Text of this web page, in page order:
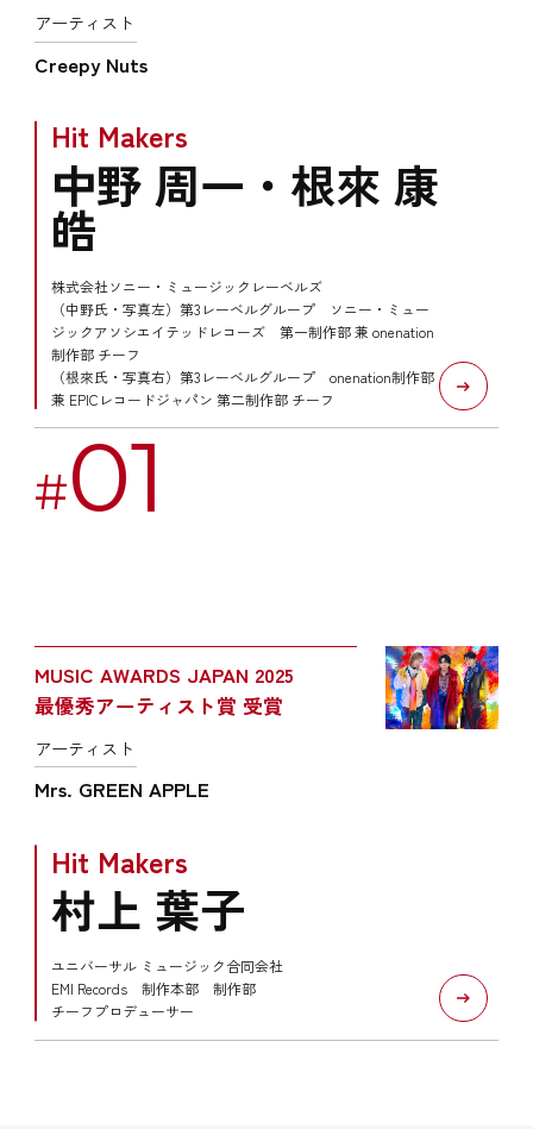
アーティスト
Creepy Nuts
Hit Makers
中野 周一・根來 康
皓
株式会社ソニー・ミュージックレーベルズ
（中野氏・写真左）第3レーベルグループ ソニー・ミュー
ジックアソシエイテッドレコーズ 第一制作部 兼 onenation
制作部 チーフ
（根來氏・写真右）第3レーベルグループ onenation制作部
兼 EPICレコードジャパン 第二制作部 チーフ
#01
MUSIC AWARDS JAPAN 2025
最優秀アーティスト賞 受賞
アーティスト
Mrs. GREEN APPLE
Hit Makers
村上 葉子
ユニバーサル ミュージック合同会社
EMI Records 制作本部 制作部
チーフプロデューサー